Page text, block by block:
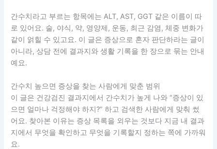
간수치라고 부르는 항목에는 ALT, AST, GGT 같은 이름이 따
로 있어요. 술, 야식, 약, 영양제, 운동, 최근 감염, 체중 변화가
같이 얽힐 수 있고요. 이 글은 증상으로 혼자 판단하라는 글이
아니라, 상담 전에 결과지와 생활 기록을 한 장으로 묶는 안내
예요.
간수치 높으면 증상을 찾는 사람에게 맞춘 범위
이 글은 건강검진 결과지에서 간수치가 높게 나와 “증상이 있
으면 얼마나 걱정해야 하지?” 하고 검색한 사람에게 맞춰 썼
어요. 찾아본 이유는 증상 목록을 외우는 것보다 지금 내 결과
지에서 무엇을 확인하고 무엇을 기록할지 정하는 쪽에 가까워
요.